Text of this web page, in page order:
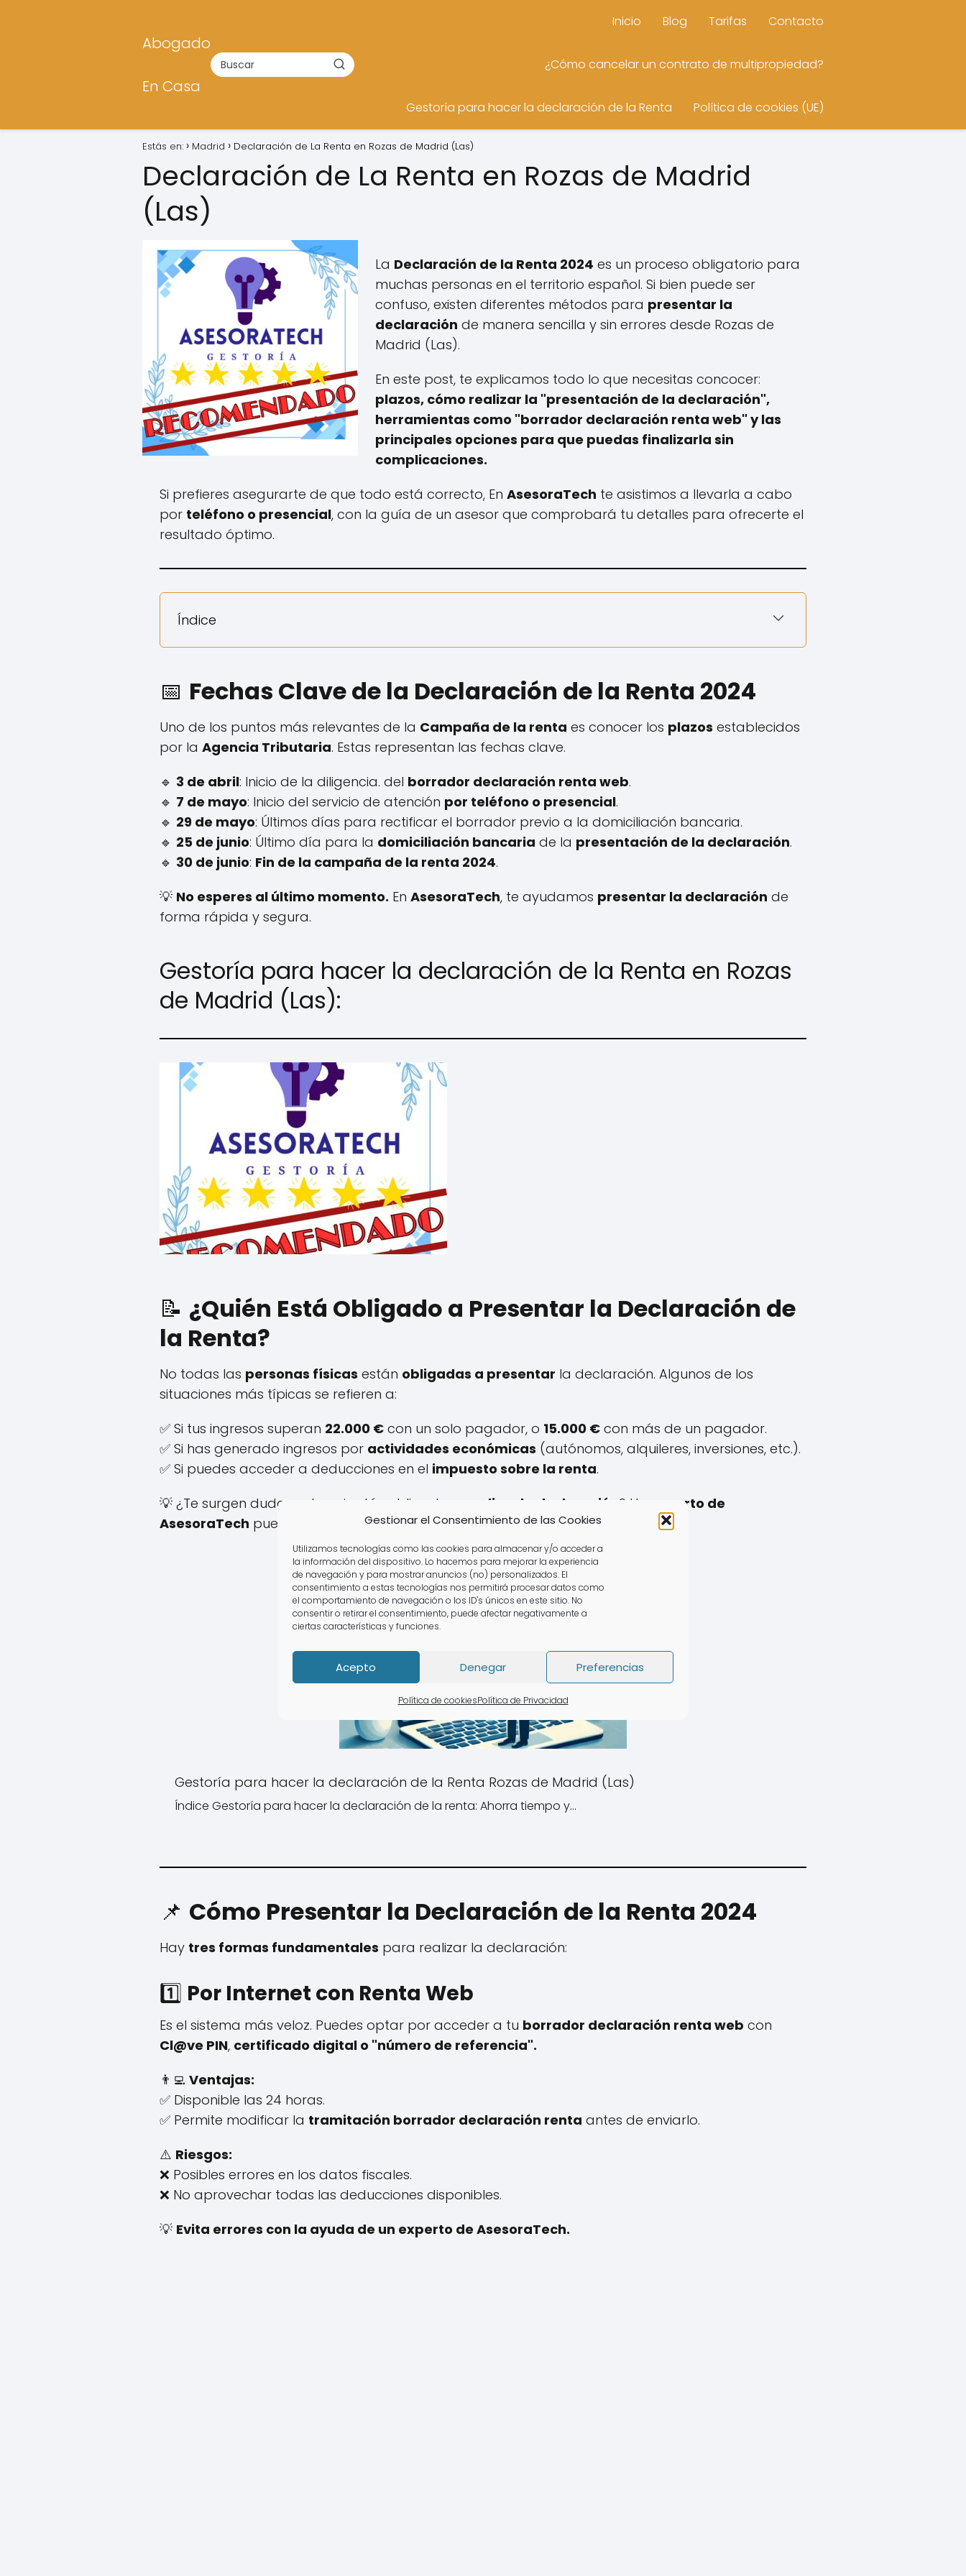
Gestionar el Consentimiento de las Cookies
Utilizamos tecnologías como las cookies para almacenar y/o acceder a
la información del dispositivo. Lo hacemos para mejorar la experiencia
de navegación y para mostrar anuncios (no) personalizados. El
consentimiento a estas tecnologías nos permitirá procesar datos como
el comportamiento de navegación o los ID's únicos en este sitio. No
consentir o retirar el consentimiento, puede afectar negativamente a
ciertas características y funciones.
Acepto Denegar Preferencias
Política de cookiesPolítica de Privacidad
Abogado
En Casa
Inicio Blog Tarifas Contacto
¿Cómo cancelar un contrato de multipropiedad?
Gestoría para hacer la declaración de la Renta Política de cookies (UE)
Estás en: Madrid Declaración de La Renta en Rozas de Madrid (Las)
Declaración de La Renta en Rozas de Madrid
(Las)
La Declaración de la Renta 2024 es un proceso obligatorio para
muchas personas en el territorio español. Si bien puede ser
confuso, existen diferentes métodos para presentar la
declaración de manera sencilla y sin errores desde Rozas de
Madrid (Las).
En este post, te explicamos todo lo que necesitas concocer:
plazos, cómo realizar la "presentación de la declaración",
herramientas como "borrador declaración renta web" y las
principales opciones para que puedas finalizarla sin
complicaciones.
Si prefieres asegurarte de que todo está correcto, En AsesoraTech te asistimos a llevarla a cabo
por teléfono o presencial, con la guía de un asesor que comprobará tu detalles para ofrecerte el
resultado óptimo.
Índice
📅 Fechas Clave de la Declaración de la Renta 2024
Uno de los puntos más relevantes de la Campaña de la renta es conocer los plazos establecidos
por la Agencia Tributaria. Estas representan las fechas clave.
🔹 3 de abril: Inicio de la diligencia. del borrador declaración renta web.
🔹 7 de mayo: Inicio del servicio de atención por teléfono o presencial.
🔹 29 de mayo: Últimos días para rectificar el borrador previo a la domiciliación bancaria.
🔹 25 de junio: Último día para la domiciliación bancaria de la presentación de la declaración.
🔹 30 de junio: Fin de la campaña de la renta 2024.
💡 No esperes al último momento. En AsesoraTech, te ayudamos presentar la declaración de
forma rápida y segura.
Gestoría para hacer la declaración de la Renta en Rozas
de Madrid (Las):
📝 ¿Quién Está Obligado a Presentar la Declaración de
la Renta?
No todas las personas físicas están obligadas a presentar la declaración. Algunos de los
situaciones más típicas se refieren a:
✅ Si tus ingresos superan 22.000 € con un solo pagador, o 15.000 € con más de un pagador.
✅ Si has generado ingresos por actividades económicas (autónomos, alquileres, inversiones, etc.).
✅ Si puedes acceder a deducciones en el impuesto sobre la renta.
💡 ¿Te surgen dudas sobre si estás obligado a
realizar la declaración ? Un
experto de
AsesoraTech puede analizar tu perfil gratuitamente.
Gestoría para hacer la declaración de la Renta Rozas de Madrid (Las)
Índice Gestoría para hacer la declaración de la renta: Ahorra tiempo y…
📌 Cómo Presentar la Declaración de la Renta 2024
Hay tres formas fundamentales para realizar la declaración:
1️⃣ Por Internet con Renta Web
Es el sistema más veloz. Puedes optar por acceder a tu borrador declaración renta web con
Cl@ve PIN, certificado digital o "número de referencia".
👨‍💻 Ventajas:
✅ Disponible las 24 horas.
✅ Permite modificar la tramitación borrador declaración renta antes de enviarlo.
⚠️ Riesgos:
❌ Posibles errores en los datos fiscales.
❌ No aprovechar todas las deducciones disponibles.
💡 Evita errores con la ayuda de un experto de AsesoraTech.